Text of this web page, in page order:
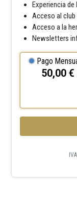
Experiencia
Acceso al club
Acceso a la
Newsletters
Pago
50,00 €